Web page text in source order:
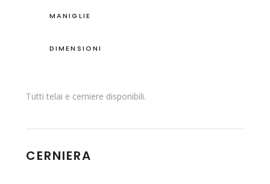
MANIGLIE
DIMENSIONI
Tutti telai e cerniere disponibili.
CERNIERA